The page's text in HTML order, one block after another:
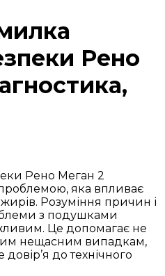
Рено
Рено Меган 2
яка впливає
Розуміння причин і
з подушками
Це допомагає не
нещасним випадкам,
до технічного